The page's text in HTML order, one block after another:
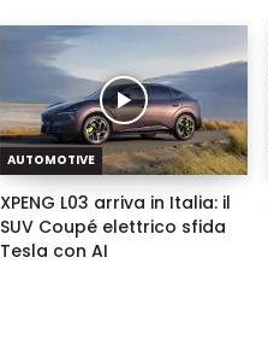
AUTOMOTIVE
XPENG L03 arriva in Italia: il
SUV Coupé elettrico sfida
Tesla con AI